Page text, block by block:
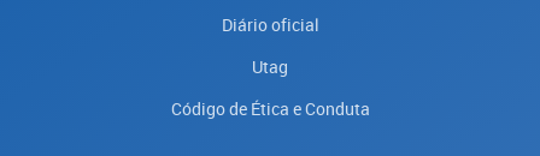
Diário oficial
Utag
Código de Ética e Conduta